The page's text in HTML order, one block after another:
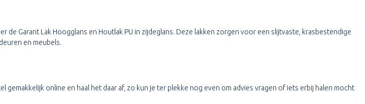
Garant Lak Hoogglans en Houtlak PU in zijdeglans. Deze lakken zorgen voor een slijtvaste, krasbestendige
en meubels.
gemakkelijk online en haal het daar af, zo kun je ter plekke nog even om advies vragen of iets erbij halen mocht